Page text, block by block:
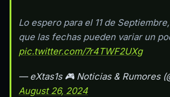
Lo espero para el 11 de
que las fechas pueden variar un
pic.twitter.com/7r4TWF2UXg
— eXtas1s 🎮 Noticias & Rumores
August 26, 2024